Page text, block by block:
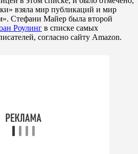
взяла мир публикаций и мир
Стефани Майер была второй
Роулинг в списке самых
согласно сайту Amazon.